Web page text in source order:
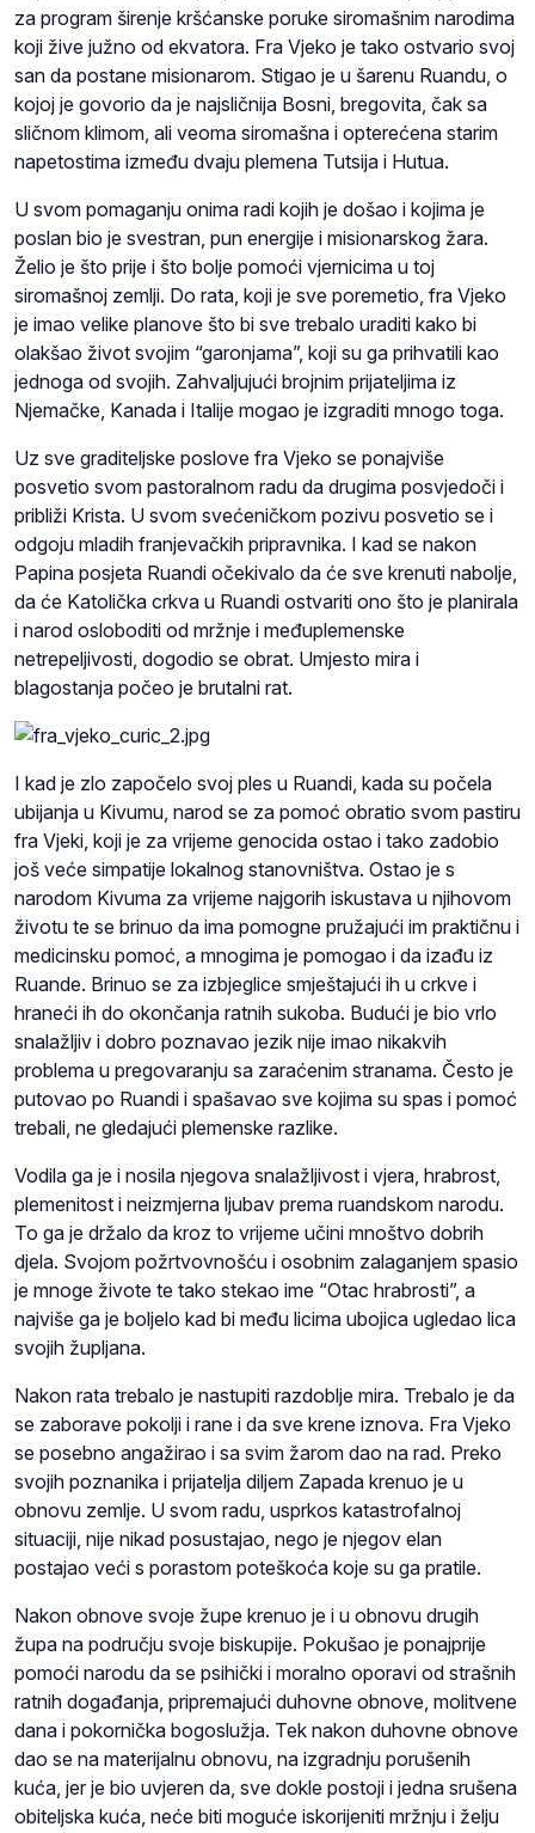
za program širenje kršćanske poruke siromašnim narodima
koji žive južno od ekvatora. Fra Vjeko je tako ostvario svoj
san da postane misionarom. Stigao je u šarenu Ruandu, o
kojoj je govorio da je najsličnija Bosni, bregovita, čak sa
sličnom klimom, ali veoma siromašna i opterećena starim
napetostima između dvaju plemena Tutsija i Hutua.
U svom pomaganju onima radi kojih je došao i kojima je
poslan bio je svestran, pun energije i misionarskog žara.
Želio je što prije i što bolje pomoći vjernicima u toj
siromašnoj zemlji. Do rata, koji je sve poremetio, fra Vjeko
je imao velike planove što bi sve trebalo uraditi kako bi
olakšao život svojim “garonjama”, koji su ga prihvatili kao
jednoga od svojih. Zahvaljujući brojnim prijateljima iz
Njemačke, Kanada i Italije mogao je izgraditi mnogo toga.
Uz sve graditeljske poslove fra Vjeko se ponajviše
posvetio svom pastoralnom radu da drugima posvjedoči i
približi Krista. U svom svećeničkom pozivu posvetio se i
odgoju mladih franjevačkih pripravnika. I kad se nakon
Papina posjeta Ruandi očekivalo da će sve krenuti nabolje,
da će Katolička crkva u Ruandi ostvariti ono što je planirala
i narod osloboditi od mržnje i međuplemenske
netrepeljivosti, dogodio se obrat. Umjesto mira i
blagostanja počeo je brutalni rat.
I kad je zlo započelo svoj ples u Ruandi, kada su počela
ubijanja u Kivumu, narod se za pomoć obratio svom pastiru
fra Vjeki, koji je za vrijeme genocida ostao i tako zadobio
još veće simpatije lokalnog stanovništva. Ostao je s
narodom Kivuma za vrijeme najgorih iskustava u njihovom
životu te se brinuo da ima pomogne pružajući im praktičnu i
medicinsku pomoć, a mnogima je pomogao i da izađu iz
Ruande. Brinuo se za izbjeglice smještajući ih u crkve i
hraneći ih do okončanja ratnih sukoba. Budući je bio vrlo
snalažljiv i dobro poznavao jezik nije imao nikakvih
problema u pregovaranju sa zaraćenim stranama. Često je
putovao po Ruandi i spašavao sve kojima su spas i pomoć
trebali, ne gledajući plemenske razlike.
Vodila ga je i nosila njegova snalažljivost i vjera, hrabrost,
plemenitost i neizmjerna ljubav prema ruandskom narodu.
To ga je držalo da kroz to vrijeme učini mnoštvo dobrih
djela. Svojom požrtvovnošću i osobnim zalaganjem spasio
je mnoge živote te tako stekao ime “Otac hrabrosti”, a
najviše ga je boljelo kad bi među licima ubojica ugledao lica
svojih župljana.
Nakon rata trebalo je nastupiti razdoblje mira. Trebalo je da
se zaborave pokolji i rane i da sve krene iznova. Fra Vjeko
se posebno angažirao i sa svim žarom dao na rad. Preko
svojih poznanika i prijatelja diljem Zapada krenuo je u
obnovu zemlje. U svom radu, usprkos katastrofalnoj
situaciji, nije nikad posustajao, nego je njegov elan
postajao veći s porastom poteškoća koje su ga pratile.
Nakon obnove svoje župe krenuo je i u obnovu drugih
župa na području svoje biskupije. Pokušao je ponajprije
pomoći narodu da se psihički i moralno oporavi od strašnih
ratnih događanja, pripremajući duhovne obnove, molitvene
dana i pokornička bogoslužja. Tek nakon duhovne obnove
dao se na materijalnu obnovu, na izgradnju porušenih
kuća, jer je bio uvjeren da, sve dokle postoji i jedna srušena
obiteljska kuća, neće biti moguće iskorijeniti mržnju i želju